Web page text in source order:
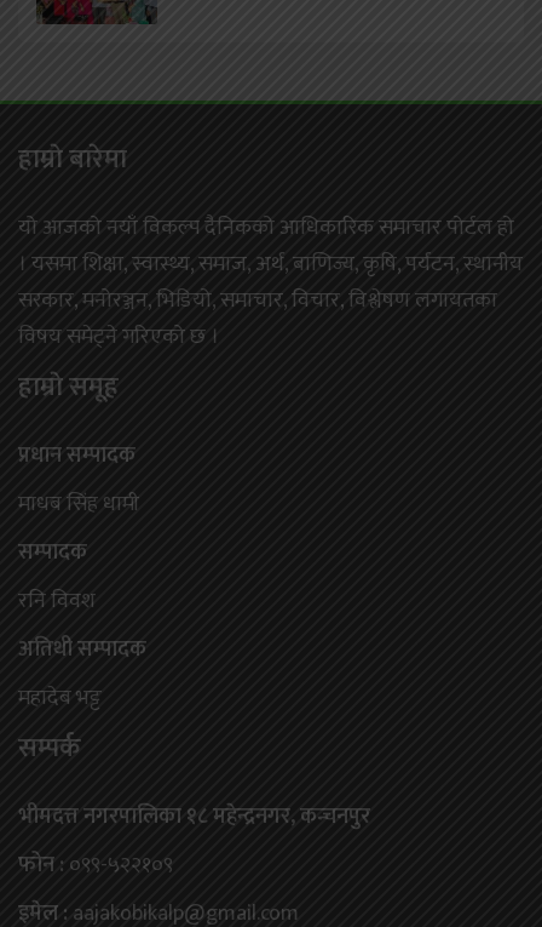
हाम्राे बारेमा
यो आजको नयाँ विकल्प दैनिकको आधिकारिक समाचार पोर्टल हो
। यसमा शिक्षा, स्वास्थ्य, समाज, अर्थ, बाणिज्य, कृषि, पर्यटन, स्थानीय
सरकार, मनोरञ्जन, भिडियो, समाचार, विचार, विश्लेषण लगायतका
विषय समेट्ने गरिएको छ ।
हाम्राे समूह
प्रधान सम्पादक
माधब सिंह धामी
सम्पादक
रनि विवश
अतिथी सम्पादक
महादेब भट्ट
सम्पर्क
भीमदत्त नगरपालिका १८ महेन्द्रनगर, कन्चनपुर
फोन : ०९९-५२२१०९
इमेल : aajakobikalp@gmail.com